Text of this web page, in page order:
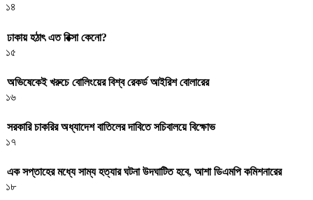
১৪
ঢাকায় হঠাৎ এত রিক্সা কেনো?
১৫
অভিষেকেই খরুচে বোলিংয়ের বিশ্ব রেকর্ড আইরিশ বোলারের
১৬
সরকারি চাকরির অধ্যাদেশ বাতিলের দাবিতে সচিবালয়ে বিক্ষোভ
১৭
এক সপ্তাহের মধ্যে সাম্য হত্যার ঘটনা উদঘাটিত হবে, আশা ডিএমপি কমিশনারের
১৮